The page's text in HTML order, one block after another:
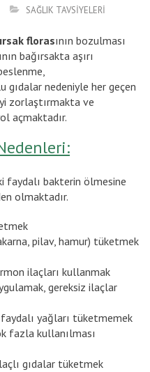
SAĞLIK TAVSİYELERİ
florasının bozulması
bağırsakta aşırı
gıdalar nedeniyle her geçen
zorlaştırmakta ve
açmaktadır.
faydalı bakterin ölmesine
olmaktadır.
pilav, hamur) tüketmek
ilaçları kullanmak
gereksiz ilaçlar
yağları tüketmemek
fazla kullanılması
gıdalar tüketmek